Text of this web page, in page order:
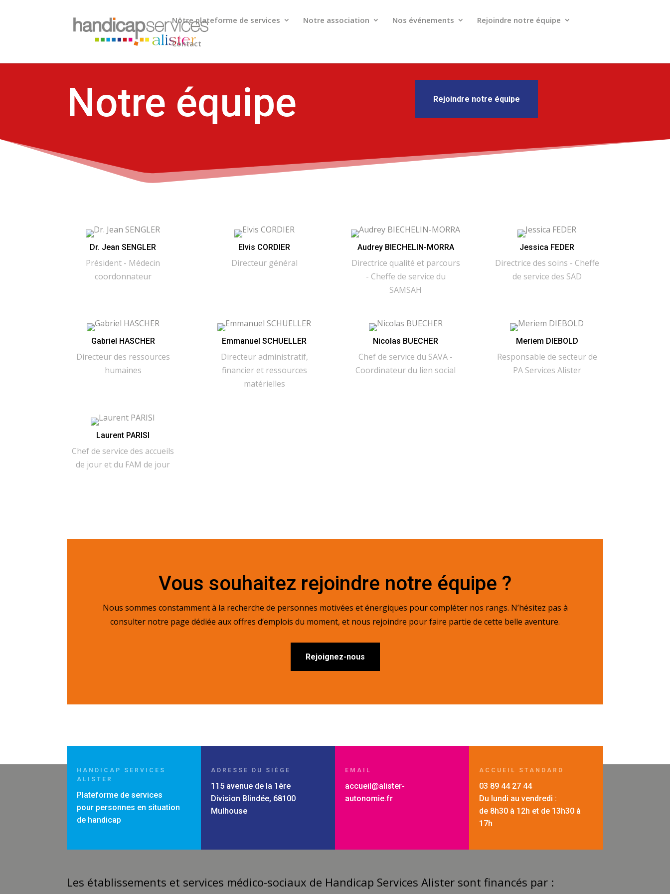
Notre plateforme de services Notre association Nos événements Rejoindre notre équipe
Contact
Notre équipe Rejoindre notre équipe
Dr. Jean SENGLER
Président - Médecin
coordonnateur
Elvis CORDIER
Directeur général
Audrey BIECHELIN-MORRA
Directrice qualité et parcours
- Cheffe de service du
SAMSAH
Jessica FEDER
Directrice des soins - Cheffe
de service des SAD
Gabriel HASCHER
Directeur des ressources
humaines
Emmanuel SCHUELLER
Directeur administratif,
financier et ressources
matérielles
Nicolas BUECHER
Chef de service du SAVA -
Coordinateur du lien social
Meriem DIEBOLD
Responsable de secteur de
PA Services Alister
Laurent PARISI
Chef de service des accueils
de jour et du FAM de jour
Vous souhaitez rejoindre notre équipe ?
Nous sommes constamment à la recherche de personnes motivées et énergiques pour compléter nos rangs. N’hésitez pas à
consulter notre page dédiée aux offres d’emplois du moment, et nous rejoindre pour faire partie de cette belle aventure.
Rejoignez-nous
HANDICAP SERVICES
ALISTER
Plateforme de services
pour personnes en situation
de handicap
ADRESSE DU SIÈGE
115 avenue de la 1ère
Division Blindée, 68100
Mulhouse
EMAIL
accueil@alister-
autonomie.fr
ACCUEIL STANDARD
03 89 44 27 44
Du lundi au vendredi :
de 8h30 à 12h et de 13h30 à
17h
Les établissements et services médico-sociaux de Handicap Services Alister sont financés par :